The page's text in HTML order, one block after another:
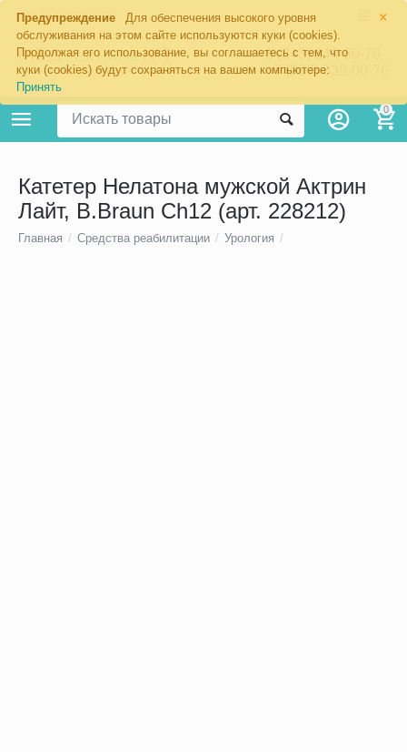
×
Предупреждение
Для обеспечения высокого уровня
обслуживания на этом сайте используются куки (cookies).
Продолжая его использование, вы соглашаетесь с тем, что
куки (cookies) будут сохраняться на вашем компьютере:
Принять
Екатеринбург
8 (343) 344-60-76
+7 (967) 639-00-76
0
Катетер Нелатона мужской Актрин
Лайт, B.Braun Ch12 (арт. 228212)
Главная / Средства реабилитации / Урология /